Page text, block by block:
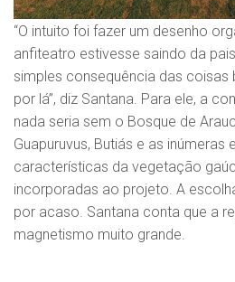
“O intuito foi fazer um desenho
anfiteatro estivesse saindo da
simples consequência das coisas
por lá”, diz Santana. Para ele, a
nada seria sem o Bosque de
Guapuruvus, Butiás e as inúmeras
características da vegetação
incorporadas ao projeto. A
por acaso. Santana conta que a
magnetismo muito grande.